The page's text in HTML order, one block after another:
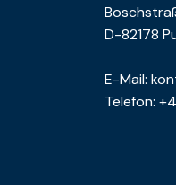
D-82178
E-Mail:
Telefon: